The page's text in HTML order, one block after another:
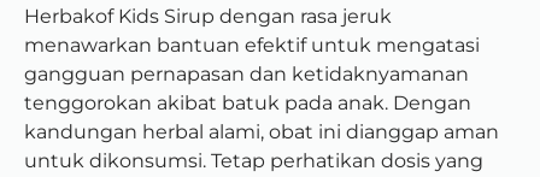
Herbakof Kids Sirup dengan rasa jeruk
menawarkan bantuan efektif untuk mengatasi
gangguan pernapasan dan ketidaknyamanan
tenggorokan akibat batuk pada anak. Dengan
kandungan herbal alami, obat ini dianggap aman
untuk dikonsumsi. Tetap perhatikan dosis yang